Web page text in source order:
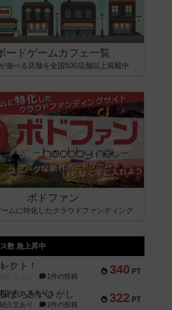
ードゲームカフェ一覧
遊べる店舗を全国500店舗以上掲載中
ボドファン
ムに特化したクラウドファンディング
数 急上昇中
340 PT
クト！
1件の投稿
322 PT
まちがいさがし
紹介文あり 2件の投稿